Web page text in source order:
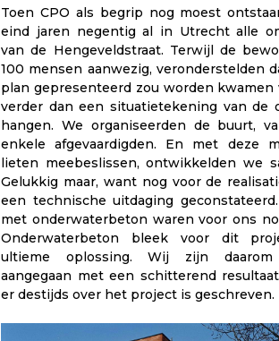
Toen CPO als begrip nog moest
eind jaren negentig al in Utrecht alle
van de Hengeveldstraat. Terwijl de
100 mensen aanwezig, veronderstelden
plan gepresenteerd zou worden
verder dan een situatietekening van de
hangen. We organiseerden de buurt,
enkele afgevaardigden. En met deze
lieten meebeslissen, ontwikkelden we
Gelukkig maar, want nog voor de
een technische uitdaging
met onderwaterbeton waren voor ons
Onderwaterbeton bleek voor dit
ultieme oplossing. Wij zijn
aangegaan met een schitterend
er destijds over het project is geschreven.